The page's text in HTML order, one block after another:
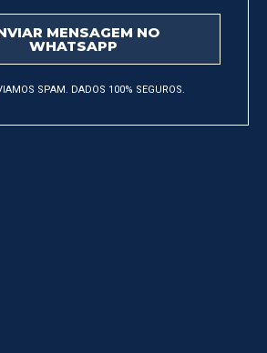
MENSAGEM NO
WHATSAPP
SPAM. DADOS 100% SEGUROS.